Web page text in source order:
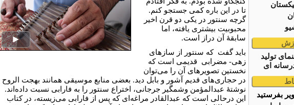
تولید
ای
بفرستید
تا در این باره کمی جستجو کنم.
گرچه سنتور در یکی دو قرن اخیر
محبوبیت بیشتری یافته، اما
سابقۀ آن دراز است.
باید گفت که سنتور از سازهای
زهی- مضرابی قدیمی است که
نخستین تصویرهای آن را می‌توان
در حجاری‌های قدیم آشور و بابل دید. بعضی منابع موسیقی همانند بهجت الروح
نوشتۀ عبدالمؤمن وشمگیر جرجانی، اختراع سنتور را به فارابی نسبت داده‌اند.
این درحالی است که عبدالقادر مراغه‌ای که پس از فارابی می‌زیسته، در کتاب